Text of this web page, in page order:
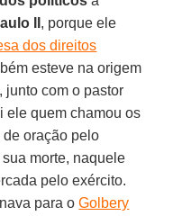
II , porque ele
dos direitos
esteve na origem
, junto com o pastor
ele quem chamou os
de oração pelo
morte, naquele
pelo exército.
para oGolbery